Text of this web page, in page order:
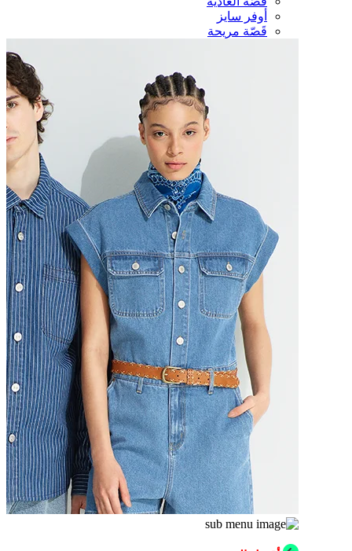
أوفر سايز
قَصّة مريحة